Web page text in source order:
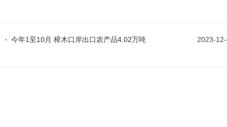
今年1至10月 樟木口岸出口农产品4.02万吨 2023-